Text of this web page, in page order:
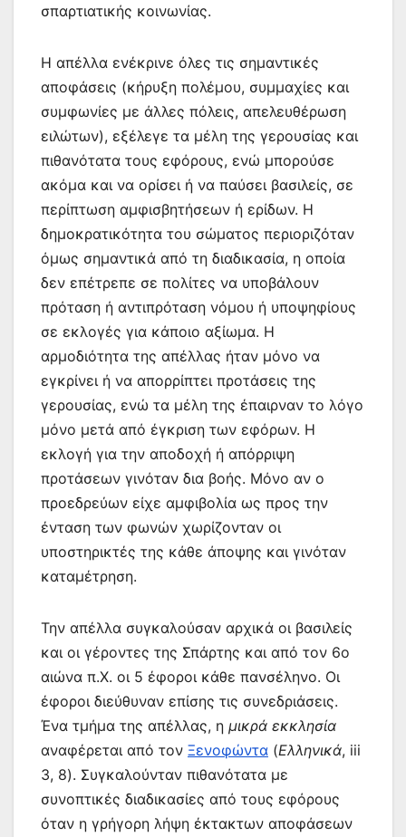
σπαρτιατικής κοινωνίας.
Η απέλλα ενέκρινε όλες τις σημαντικές
αποφάσεις (κήρυξη πολέμου, συμμαχίες και
συμφωνίες με άλλες πόλεις, απελευθέρωση
ειλώτων), εξέλεγε τα μέλη της γερουσίας και
πιθανότατα τους εφόρους, ενώ μπορούσε
ακόμα και να ορίσει ή να παύσει βασιλείς, σε
περίπτωση αμφισβητήσεων ή ερίδων. Η
δημοκρατικότητα του σώματος περιοριζόταν
όμως σημαντικά από τη διαδικασία, η οποία
δεν επέτρεπε σε πολίτες να υποβάλουν
πρόταση ή αντιπρόταση νόμου ή υποψηφίους
σε εκλογές για κάποιο αξίωμα. Η
αρμοδιότητα της απέλλας ήταν μόνο να
εγκρίνει ή να απορρίπτει προτάσεις της
γερουσίας, ενώ τα μέλη της έπαιρναν το λόγο
μόνο μετά από έγκριση των εφόρων. Η
εκλογή για την αποδοχή ή απόρριψη
προτάσεων γινόταν δια βοής. Μόνο αν ο
προεδρεύων είχε αμφιβολία ως προς την
ένταση των φωνών χωρίζονταν οι
υποστηρικτές της κάθε άποψης και γινόταν
καταμέτρηση.
Την απέλλα συγκαλούσαν αρχικά οι βασιλείς
και οι γέροντες της Σπάρτης και από τον 6ο
αιώνα π.Χ. οι 5 έφοροι κάθε πανσέληνο. Οι
έφοροι διεύθυναν επίσης τις συνεδριάσεις.
Ένα τμήμα της απέλλας, η μικρά εκκλησία
αναφέρεται από τον Ξενοφώντα (Ελληνικά, iii
3, 8). Συγκαλούνταν πιθανότατα με
συνοπτικές διαδικασίες από τους εφόρους
όταν η γρήγορη λήψη έκτακτων αποφάσεων